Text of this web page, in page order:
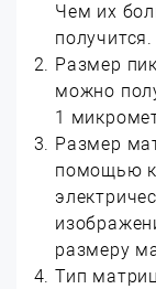
Чем их
получится.
Размер
можно
1
Размер
помощью
размеру
Тип